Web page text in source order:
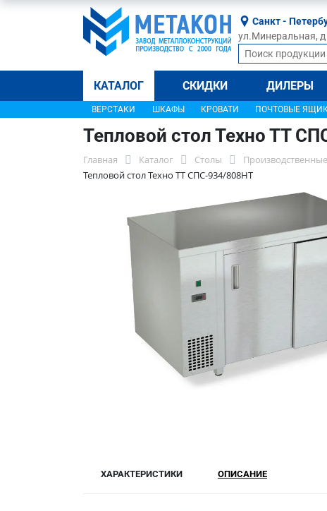
Санкт -
ул.Минеральная, д
КАТАЛОГ СКИДКИ ДИЛЕРЫ
ВЕРСТАКИ ШКАФЫ КРОВАТИ ПОЧТОВЫЕ
Тепловой стол Техно ТТ
Главная Каталог Столы
Тепловой стол Техно ТТ СПС-934/808НТ
ХАРАКТЕРИСТИКИ ОПИСАНИЕ